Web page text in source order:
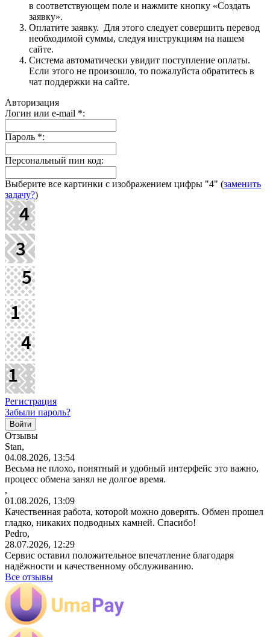
в соответствующем поле и нажмите кнопку «Создать
заявку».
Оплатите заявку. Для этого следует совершить перевод
необходимой суммы, следуя инструкциям на нашем
сайте.
Система автоматически увидит поступление оплаты.
Если этого не произошло, то пожалуйста обратитесь в
чат поддержки на сайте.
Авторизация
Логин или e-mail *:
Пароль *:
Персональный пин код:
Выберите все картинки с изображением цифры "4" (заменить
задачу?)
Регистрация
Забыли пароль?
Отзывы
Stan,
04.08.2026, 13:54
Весьма не плохо, понятный и удобный интерфейс это важно,
процесс обмена занял не долгое время.
,
01.08.2026, 13:09
Качественная работа, которой можно доверять. Обмен прошел
гладко, никаких подводных камней. Спасибо!
Pedro,
28.07.2026, 12:29
Сервис оставил положительное впечатление благодаря
надёжности и качественному обслуживанию.
Все отзывы